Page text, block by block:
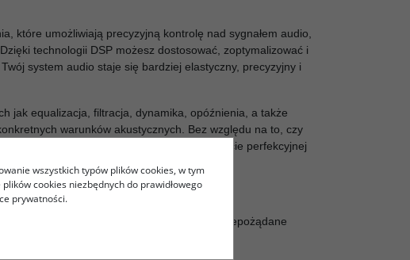
które umożliwiają precyzyjną kontrolę nad sygnałem audio,
technologii DSP możesz dostosować, zoptymalizować i
system audio staje się bardziej elastyczny, precyzyjny i
jak equalizacja, filtracja, dynamika, opóźnienia, a także
warunków akustycznych. Bez względu na to, czy
audio, procesor DSP pozwala na osiągnięcie perfekcyjnej
audio, które pozwala na:
do warunków pomieszczenia, eliminując niepożądane
wszystkich typów plików cookies, w tym
cookies niezbędnych do prawidłowego
prywatności.